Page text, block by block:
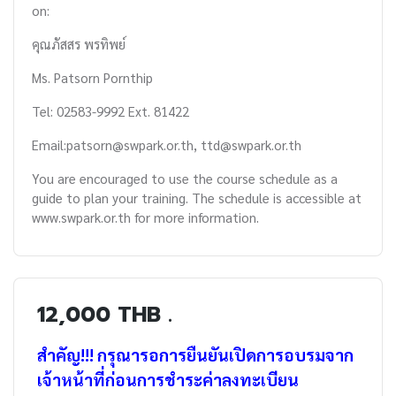
on:
คุณภัสสร พรทิพย์
Ms. Patsorn Pornthip
Tel: 02583-9992 Ext. 81422
Email:patsorn@swpark.or.th, ttd@swpark.or.th
You are encouraged to use the course schedule as a
guide to plan your training. The schedule is accessible at
www.swpark.or.th for more information.
12,000 THB .
สำคัญ!!! กรุณารอการยืนยันเปิดการอบรมจาก
เจ้าหน้าที่ก่อนการชำระค่าลงทะเบียน